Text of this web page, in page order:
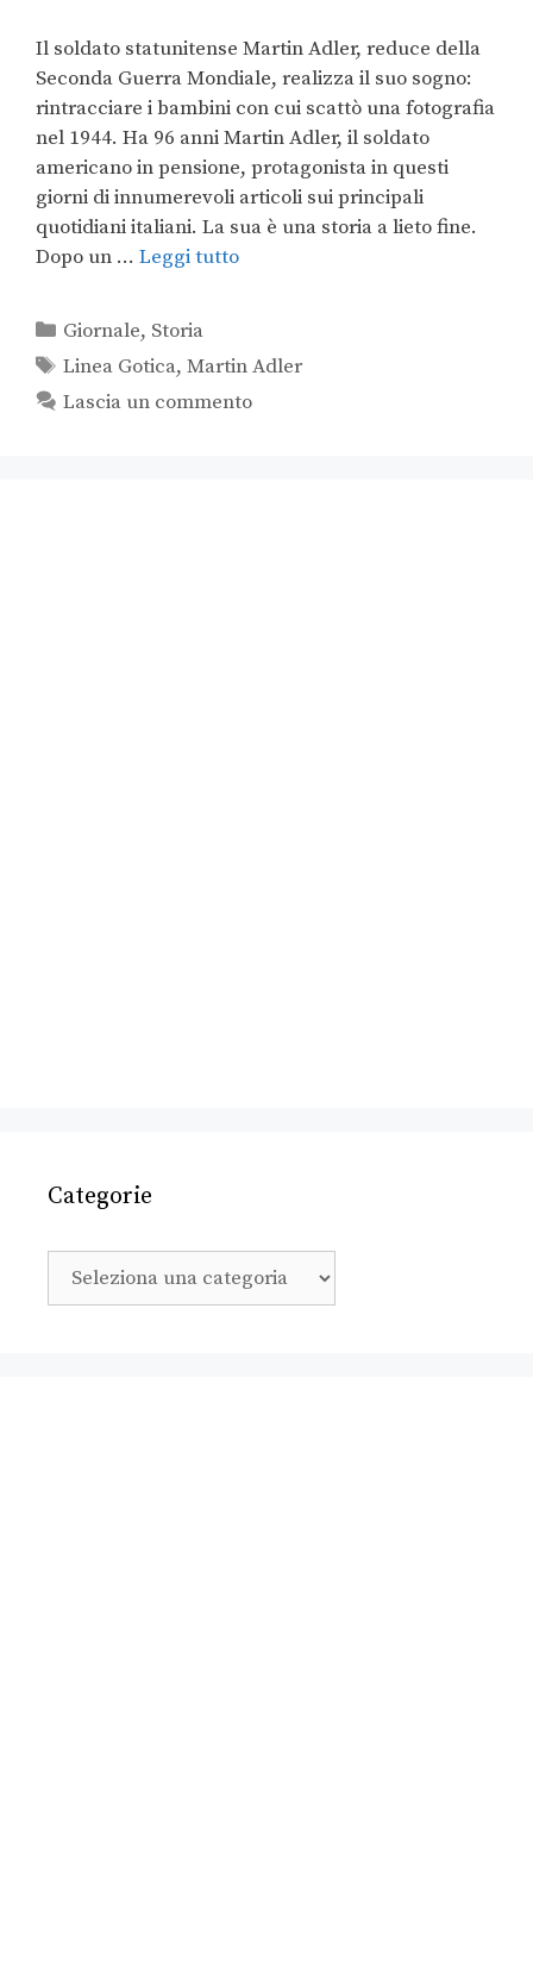
Il soldato statunitense Martin Adler, reduce della
Seconda Guerra Mondiale, realizza il suo sogno:
rintracciare i bambini con cui scattò una fotografia
nel 1944. Ha 96 anni Martin Adler, il soldato
americano in pensione, protagonista in questi
giorni di innumerevoli articoli sui principali
quotidiani italiani. La sua è una storia a lieto fine.
Dopo un … Leggi tutto
Giornale, Storia
Linea Gotica,Martin Adler
Lascia un commento
Categorie